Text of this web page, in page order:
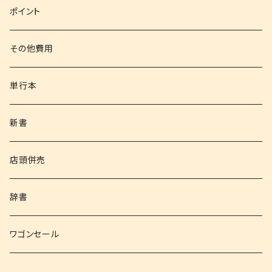
文庫
その他書籍
書籍以外
ポイント
その他費用
単行本
新書
店頭併売
辞書
ワゴンセール